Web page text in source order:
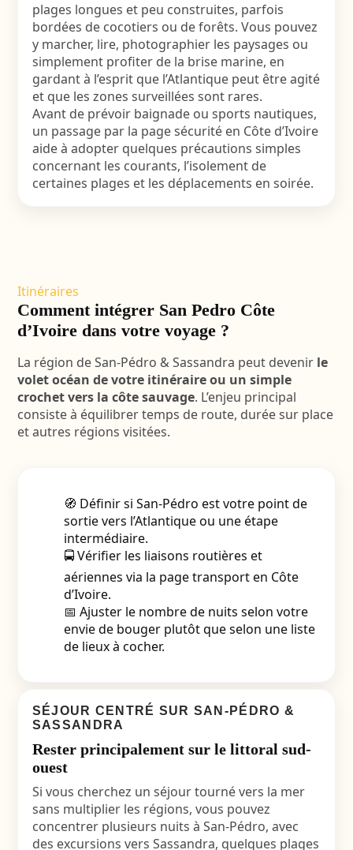
plages longues et peu construites, parfois
bordées de cocotiers ou de forêts. Vous pouvez
y marcher, lire, photographier les paysages ou
simplement profiter de la brise marine, en
gardant à l’esprit que l’Atlantique peut être agité
et que les zones surveillées sont rares.
Avant de prévoir baignade ou sports nautiques,
un passage par la page sécurité en Côte d’Ivoire
aide à adopter quelques précautions simples
concernant les courants, l’isolement de
certaines plages et les déplacements en soirée.
Itinéraires
Comment intégrer San Pedro Côte
d’Ivoire dans votre voyage ?
La région de San-Pédro & Sassandra peut devenir le
volet océan de votre itinéraire ou un simple
crochet vers la côte sauvage. L’enjeu principal
consiste à équilibrer temps de route, durée sur place
et autres régions visitées.
🧭 Définir si San-Pédro est votre point de
sortie vers l’Atlantique ou une étape
intermédiaire.
🚍 Vérifier les liaisons routières et
aériennes via la page transport en Côte
d’Ivoire.
📅 Ajuster le nombre de nuits selon votre
envie de bouger plutôt que selon une liste
de lieux à cocher.
SÉJOUR CENTRÉ SUR SAN-PÉDRO &
SASSANDRA
Rester principalement sur le littoral sud-
ouest
Si vous cherchez un séjour tourné vers la mer
sans multiplier les régions, vous pouvez
concentrer plusieurs nuits à San-Pédro, avec
des excursions vers Sassandra, quelques plages